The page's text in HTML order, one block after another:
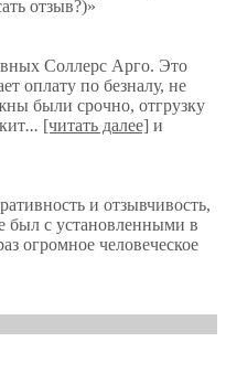
отзыв?)»
Соллерс Арго. Это
оплату по безналу, не
были срочно, отгрузку
... [читать далее] и
и отзывчивость,
был с установленными в
огромное человеческое